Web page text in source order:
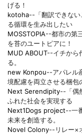
げる！
kotoha--「翻訳できな
る循環を生み出したい
MOSSTOPIA--都市の第
を苔のユートピアに！
MUD ABOUT--イチから
る。
new Konpou--アパレル
境配慮を両立させる梱包
Next Serendipity--「偶
ふれた社会を実現する
Next1Dogs project--一
未来を創造する。
Novel Colony--リレー×